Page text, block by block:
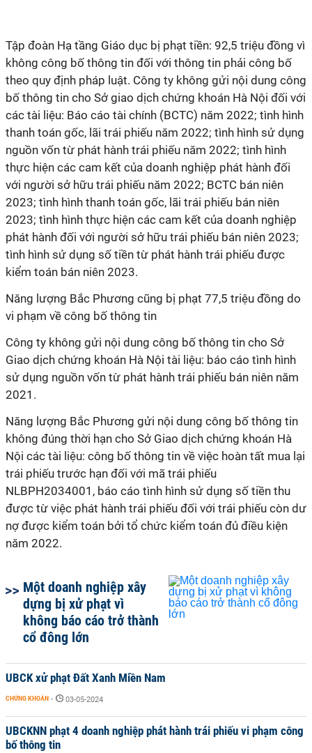
Tập đoàn Hạ tầng Giáo dục bị phạt tiền: 92,5 triệu đồng vì
không công bố thông tin đối với thông tin phải công bố
theo quy định pháp luật. Công ty không gửi nội dung công
bố thông tin cho Sở giao dịch chứng khoán Hà Nội đối với
các tài liệu: Báo cáo tài chính (BCTC) năm 2022; tình hình
thanh toán gốc, lãi trái phiếu năm 2022; tình hình sử dụng
nguồn vốn từ phát hành trái phiếu năm 2022; tình hình
thực hiện các cam kết của doanh nghiệp phát hành đối
với người sở hữu trái phiếu năm 2022; BCTC bán niên
2023; tình hình thanh toán gốc, lãi trái phiếu bán niên
2023; tình hình thực hiện các cam kết của doanh nghiệp
phát hành đối với người sở hữu trái phiếu bán niên 2023;
tình hình sử dụng số tiền từ phát hành trái phiếu được
kiểm toán bán niên 2023.
Năng lượng Bắc Phương cũng bị phạt 77,5 triệu đồng do
vi phạm về công bố thông tin
Công ty không gửi nội dung công bố thông tin cho Sở
Giao dịch chứng khoán Hà Nội tài liệu: báo cáo tình hình
sử dụng nguồn vốn từ phát hành trái phiếu bán niên năm
2021.
Năng lượng Bắc Phương gửi nội dung công bố thông tin
không đúng thời hạn cho Sở Giao dịch chứng khoán Hà
Nội các tài liệu: công bố thông tin về việc hoàn tất mua lại
trái phiếu trước hạn đối với mã trái phiếu
NLBPH2034001, báo cáo tình hình sử dụng số tiền thu
được từ việc phát hành trái phiếu đối với trái phiếu còn dư
nợ được kiểm toán bởi tổ chức kiểm toán đủ điều kiện
năm 2022.
Một doanh nghiệp xây
dựng bị xử phạt vì
không báo cáo trở thành
cổ đông lớn
UBCK xử phạt Đất Xanh Miền Nam
CHỨNG KHOÁN - 03-05-2024
UBCKNN phạt 4 doanh nghiệp phát hành trái phiếu vi phạm công
bố thông tin